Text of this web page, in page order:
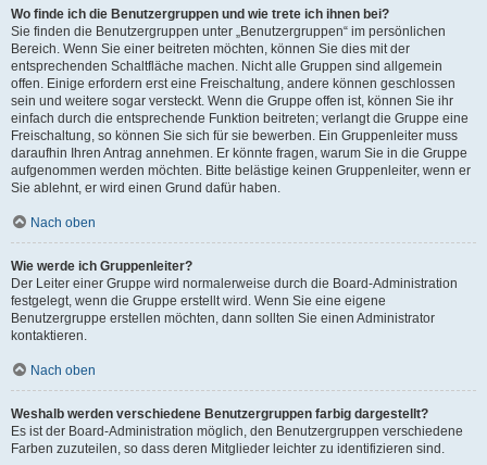
Wo finde ich die Benutzergruppen und wie trete ich ihnen bei?
Sie finden die Benutzergruppen unter „Benutzergruppen“ im persönlichen
Bereich. Wenn Sie einer beitreten möchten, können Sie dies mit der
entsprechenden Schaltfläche machen. Nicht alle Gruppen sind allgemein
offen. Einige erfordern erst eine Freischaltung, andere können geschlossen
sein und weitere sogar versteckt. Wenn die Gruppe offen ist, können Sie ihr
einfach durch die entsprechende Funktion beitreten; verlangt die Gruppe eine
Freischaltung, so können Sie sich für sie bewerben. Ein Gruppenleiter muss
daraufhin Ihren Antrag annehmen. Er könnte fragen, warum Sie in die Gruppe
aufgenommen werden möchten. Bitte belästige keinen Gruppenleiter, wenn er
Sie ablehnt, er wird einen Grund dafür haben.
Nach oben
Wie werde ich Gruppenleiter?
Der Leiter einer Gruppe wird normalerweise durch die Board-Administration
festgelegt, wenn die Gruppe erstellt wird. Wenn Sie eine eigene
Benutzergruppe erstellen möchten, dann sollten Sie einen Administrator
kontaktieren.
Nach oben
Weshalb werden verschiedene Benutzergruppen farbig dargestellt?
Es ist der Board-Administration möglich, den Benutzergruppen verschiedene
Farben zuzuteilen, so dass deren Mitglieder leichter zu identifizieren sind.